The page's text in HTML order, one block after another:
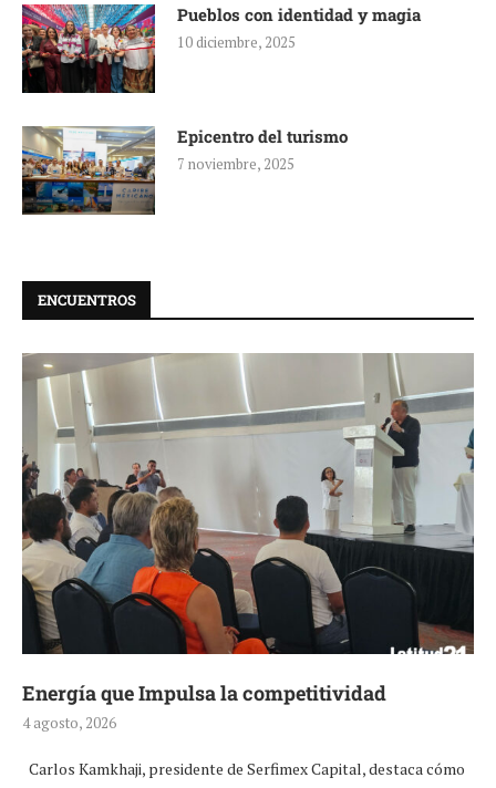
Pueblos con identidad y magia
10 diciembre, 2025
Epicentro del turismo
7 noviembre, 2025
ENCUENTROS
Energía que Impulsa la competitividad
4 agosto, 2026
Carlos Kamkhaji, presidente de Serfimex Capital, destaca cómo